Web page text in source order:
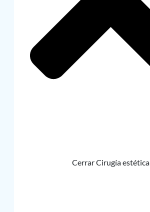
Cerrar Cirugía estética